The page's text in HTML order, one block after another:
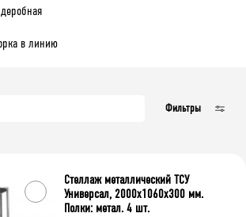
в линию
Фильтры
Стеллаж металлический ТСУ
Универсал, 2000x1060x300 мм.
Полки: метал. 4 шт.